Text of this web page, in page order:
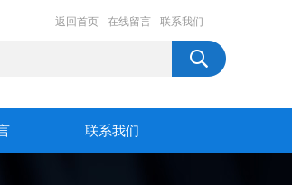
返回首页 在线留言 联系我们
联系我们